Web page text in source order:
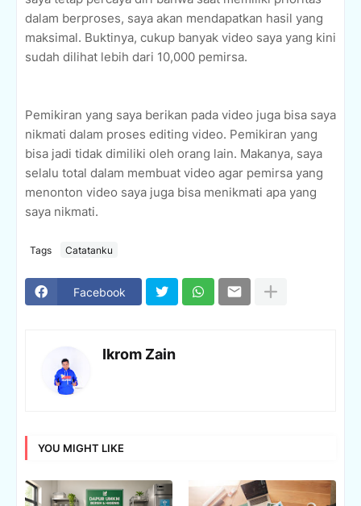
dalam berproses, saya akan mendapatkan hasil yang
maksimal. Buktinya, cukup banyak video saya yang kini
sudah dilihat lebih dari 10,000 pemirsa.
Pemikiran yang saya berikan pada video juga bisa saya
nikmati dalam proses editing video. Pemikiran yang
bisa jadi tidak dimiliki oleh orang lain. Makanya, saya
selalu total dalam membuat video agar pemirsa yang
menonton video saya juga bisa menikmati apa yang
saya nikmati.
Tags Catatanku
Facebook
Ikrom Zain
YOU MIGHT LIKE